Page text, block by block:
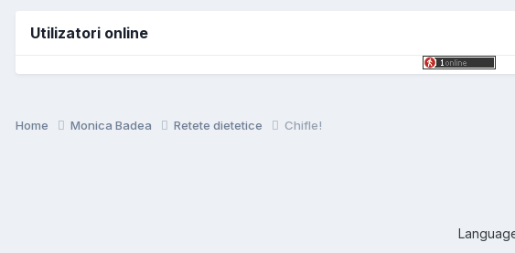
Utilizatori online
Home Monica Badea Retete dietetice Chifle!